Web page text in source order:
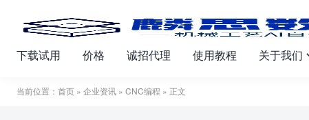
下载试用 价格 诚招代理 使用教程 关于我们
当前位置： 首页 » 企业资讯 » CNC编程 » 正文